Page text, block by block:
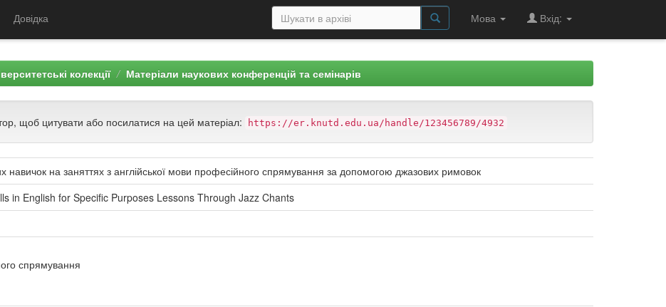
Довідка Мова Вхід:
колекції Матеріали наукових конференцій та семінарів
щоб цитувати або посилатися на цей матеріал: https://er.knutd.edu.ua/handle/123456789/4932
навичок на заняттях з англійської мови професійного спрямування за допомогою джазових римовок
in English for Specific Purposes Lessons Through Jazz Chants
спрямування